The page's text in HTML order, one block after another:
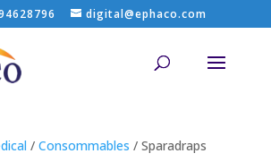
digital@ephaco.com
/ Consommables / Sparadraps